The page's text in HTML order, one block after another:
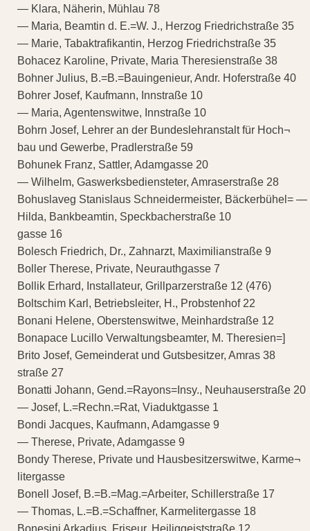
— Klara, Näherin, Mühlau 78
— Maria, Beamtin d. E.=W. J., Herzog Friedrichstraße 35
— Marie, Tabaktrafikantin, Herzog Friedrichstraße 35
Bohacez Karoline, Private, Maria Theresienstraße 38
Bohner Julius, B.=B.=Bauingenieur, Andr. Hoferstraße 40
Bohrer Josef, Kaufmann, Innstraße 10
— Maria, Agentenswitwe, Innstraße 10
Bohrn Josef, Lehrer an der Bundeslehranstalt für Hoch¬
bau und Gewerbe, Pradlerstraße 59
Bohunek Franz, Sattler, Adamgasse 20
— Wilhelm, Gaswerksbediensteter, Amraserstraße 28
Bohuslaveg Stanislaus Schneidermeister, Bäckerbühel= —
Hilda, Bankbeamtin, Speckbacherstraße 10
gasse 16
Bolesch Friedrich, Dr., Zahnarzt, Maximilianstraße 9
Boller Therese, Private, Neurauthgasse 7
Bollik Erhard, Installateur, Grillparzerstraße 12 (476)
Boltschim Karl, Betriebsleiter, H., Probstenhof 22
Bonani Helene, Oberstenswitwe, Meinhardstraße 12
Bonapace Lucillo Verwaltungsbeamter, M. Theresien=]
Brito Josef, Gemeinderat und Gutsbesitzer, Amras 38
straße 27
Bonatti Johann, Gend.=Rayons=Insy., Neuhauserstraße 20
— Josef, L.=Rechn.=Rat, Viaduktgasse 1
Bondi Jacques, Kaufmann, Adamgasse 9
— Therese, Private, Adamgasse 9
Bondy Therese, Private und Hausbesitzerswitwe, Karme¬
litergasse
Bonell Josef, B.=B.=Mag.=Arbeiter, Schillerstraße 17
— Thomas, L.=B.=Schaffner, Karmelitergasse 18
Bonesini Arkadius, Friseur, Heiliggeiststraße 12